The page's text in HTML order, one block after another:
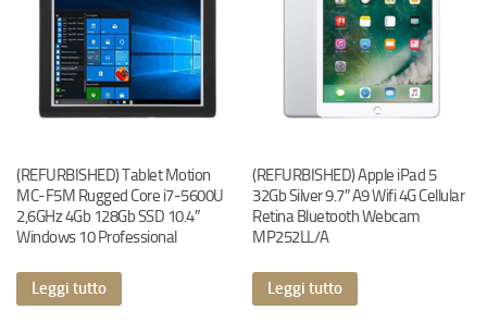
(REFURBISHED) Tablet Motion
MC-F5M Rugged Core i7-5600U
2,6GHz 4Gb 128Gb SSD 10.4″
Windows 10 Professional
Leggi tutto
(REFURBISHED) Apple iPad 5
32Gb Silver 9.7″ A9 Wifi 4G Cellular
Retina Bluetooth Webcam
MP252LL/A
Leggi tutto